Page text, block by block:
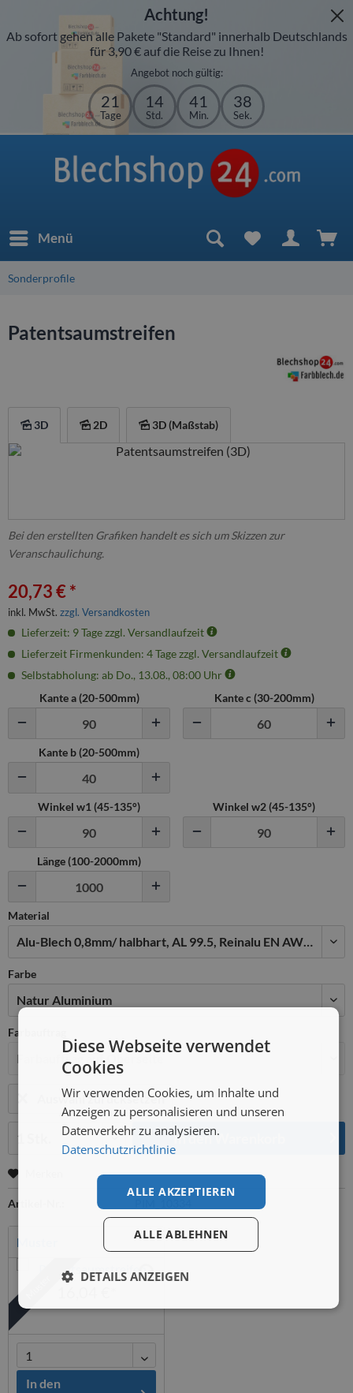
Achtung!
Ab sofort gehen alle Pakete "Standard" innerhalb Deutschlands
für 3,90 € auf die Reise zu Ihnen!
Angebot noch gültig:
21
Tage
14
Std.
41
Min.
38
Sek.
Menü
Sonderprofile
Patentsaumstreifen
3D 2D 3D (Maßstab)
Bei den erstellten Grafiken handelt es sich um Skizzen zur
Veranschaulichung.
20,73 € *
inkl. MwSt. zzgl. Versandkosten
Lieferzeit: 9 Tage zzgl. Versandlaufzeit
Lieferzeit Firmenkunden: 4 Tage zzgl. Versandlaufzeit
Selbstabholung: ab Do., 13.08., 08:00 Uhr
Kante a (20-500mm) Kante c (30-200mm)
Kante b (20-500mm)
Winkel w1 (45-135°) Winkel w2 (45-135°)
Länge (100-2000mm)
Material
Farbe
Farbauftrag
Auswahl zurücksetzen
In denWarenkorb
Artikel-Nr.:
Muster
In den
Diese Webseite verwendet
Cookies
Wir verwenden Cookies, um Inhalte und
Anzeigen zu personalisieren und unseren
Datenverkehr zu analysieren.
Datenschutzrichtlinie
ALLE AKZEPTIEREN
ALLE ABLEHNEN
DETAILS ANZEIGEN